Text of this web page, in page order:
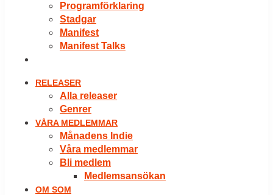
Programförklaring
Stadgar
Manifest
Manifest Talks
RELEASER
Alla releaser
Genrer
VÅRA MEDLEMMAR
Månadens Indie
Våra medlemmar
Bli medlem
Medlemsansökan
OM SOM